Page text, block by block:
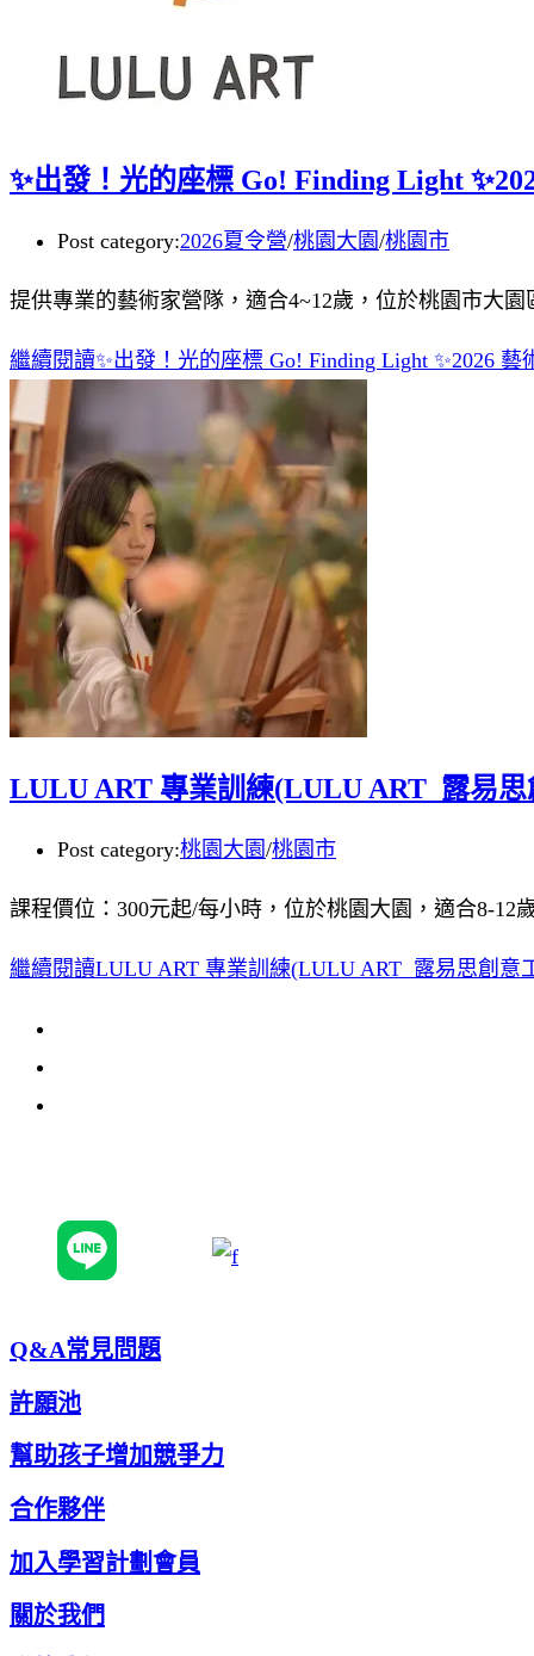
✨出發！光的座標 Go! Finding Light
Post category:2026夏令營/桃園大園/桃園市
提供專業的藝術家營隊，適合4~12歲，位於桃園市大
繼續閱讀✨出發！光的座標 Go! Finding Light ✨2026
LULU ART 專業訓練(LULU ART 露易思
Post category:桃園大園/桃園市
課程價位：300元起/每小時，位於桃園大園，適合8-12
繼續閱讀LULU ART 專業訓練(LULU ART 露易思創意
Q&A常見問題
許願池
幫助孩子增加競爭力
合作夥伴
加入學習計劃會員
關於我們